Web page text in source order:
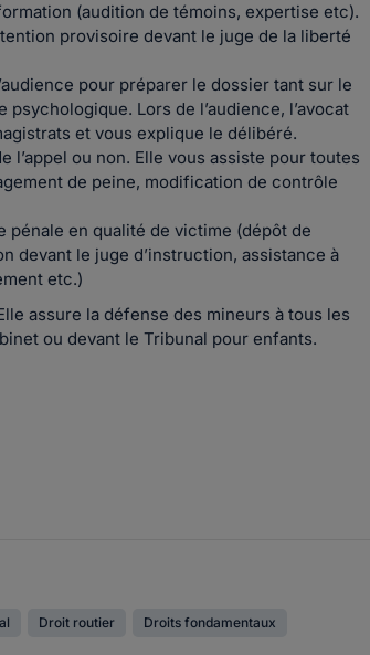
(audition de témoins, expertise etc).
provisoire devant le juge de la liberté
pour préparer le dossier tant sur le
Lors de l’audience, l’avocat
et vous explique le délibéré.
l’appel ou non. Elle vous assiste pour toutes
de peine, modification de contrôle
pénale en qualité de victime (dépôt de
devant le juge d’instruction, assistance à
etc.)
assure la défense des mineurs à tous les
ou devant le Tribunal pour enfants.
Droit routier Droits fondamentaux